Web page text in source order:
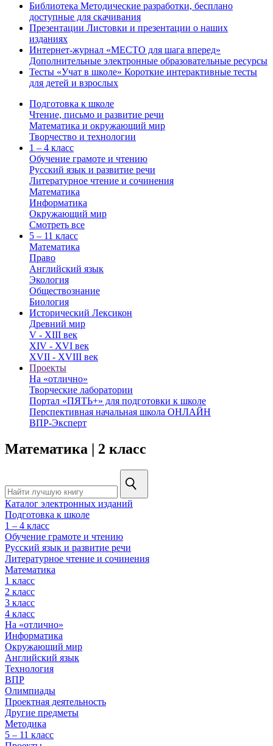
Библиотека Методические разработки, бесплано
доступные для скачивания
Презентации Листовки и презентации о наших
изданиях
Интернет-журнал «МЕСТО для шага вперед»
Дополнительные электронные образовательные ресурсы
Тесты «Учат в школе» Короткие интерактивные тесты
для детей и взрослых
Подготовка к школе
Чтение, письмо и развитие речи
Математика и окружающий мир
Творчество и технологии
1 – 4 класс
Обучение грамоте и чтению
Русский язык и развитие речи
Литературное чтение и сочинения
Математика
Информатика
Окружающий мир
Смотреть все
5 – 11 класс
Математика
Право
Английский язык
Экология
Обществознание
Биология
Исторический Лексикон
Древний мир
V - XIII век
XIV - XVI век
XVII - XVIII век
Проекты
На «отлично»
Творческие лаборатории
Портал «ПЯТЬ+» для подготовки к школе
Перспективная начальная школа ОНЛАЙН
ВПР-Эксперт
Математика | 2 класс
Каталог электронных изданий
Подготовка к школе
1 – 4 класс
Обучение грамоте и чтению
Русский язык и развитие речи
Литературное чтение и сочинения
Математика
1 класс
2 класс
3 класс
4 класс
На «отлично»
Информатика
Окружающий мир
Английский язык
Технология
ВПР
Олимпиады
Проектная деятельность
Другие предметы
Методика
5 – 11 класс